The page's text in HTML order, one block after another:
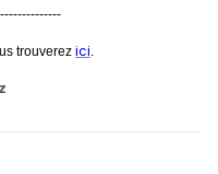
trouverez ici.